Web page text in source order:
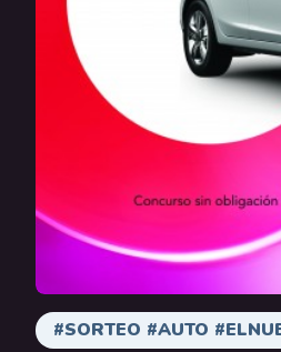
#SORTEO #AUTO